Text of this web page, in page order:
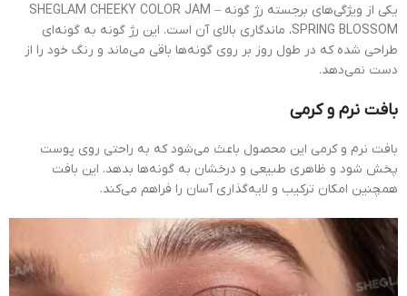
یکی از ویژگی‌های برجسته رژ گونه SHEGLAM CHEEKY COLOR JAM –
SPRING BLOSSOM، ماندگاری بالای آن است. این رژ گونه به گونه‌ای
طراحی شده که در طول روز بر روی گونه‌ها باقی می‌ماند و رنگ خود را از
دست نمی‌دهد.
بافت نرم و کرمی
بافت نرم و کرمی این محصول باعث می‌شود که به راحتی روی پوست
پخش شود و ظاهری طبیعی و درخشان به گونه‌ها بدهد. این بافت
همچنین امکان ترکیب و لایه‌گذاری آسان را فراهم می‌کند.